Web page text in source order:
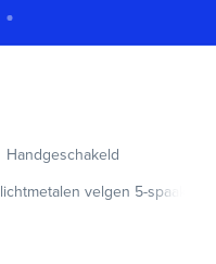
Handgeschakeld
lichtmetalen velgen 5-spaaks